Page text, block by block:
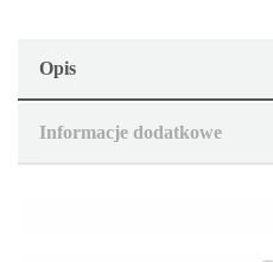
Opis
Informacje dodatkowe